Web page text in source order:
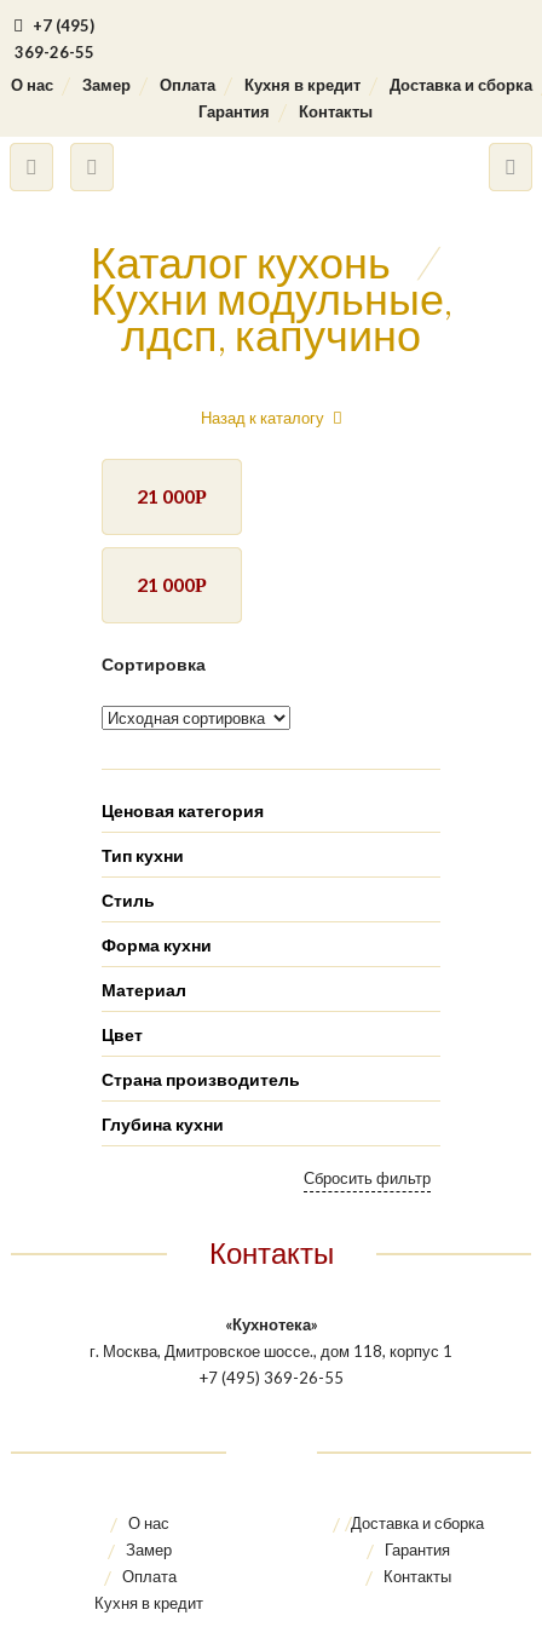
+7 (495)
369-26-55
О нас
Замер Оплата Кухня в кредит
Доставка и сборка
Гарантия
Контакты
Каталог кухонь /
Кухни модульные,
лдсп, капучино
Назад к каталогу
21 000Р
21 000Р
Сортировка
Ценовая категория
Тип кухни
Стиль
Форма кухни
Материал
Цвет
Страна производитель
Глубина кухни
Контакты
«Кухнотека»
г. Москва, Дмитровское шоссе., дом 118, корпус 1
+7 (495) 369-26-55
О нас
Замер
Оплата
Кухня в кредит
Доставка и сборка
Гарантия
Контакты